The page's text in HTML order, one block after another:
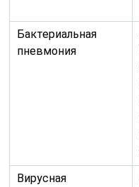
Бактериальная
пневмония
Вирусная